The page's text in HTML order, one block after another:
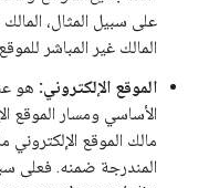
على سبيل المثال، المالك
المالك غير المباشر
الموقع الإلكتروني:
الأساسي ومسار الموقع
مالك الموقع الإلكتروني
المندرجة ضمنه. فعلى